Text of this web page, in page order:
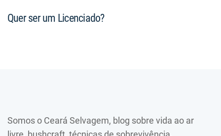
Quer ser um Licenciado?
Somos o Ceará Selvagem, blog sobre vida ao ar